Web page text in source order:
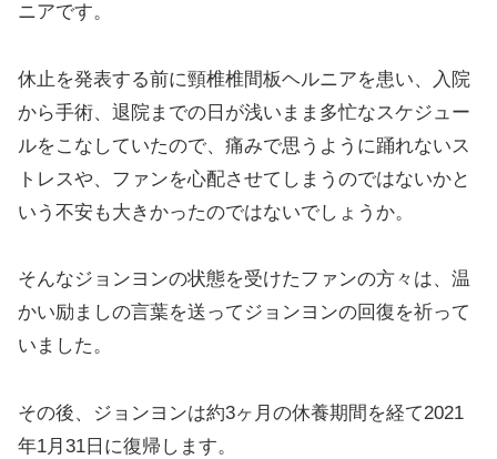
ニアです。
休止を発表する前に頸椎椎間板ヘルニアを患い、入院
から手術、退院までの日が浅いまま多忙なスケジュー
ルをこなしていたので、痛みで思うように踊れないス
トレスや、ファンを心配させてしまうのではないかと
いう不安も大きかったのではないでしょうか。
そんなジョンヨンの状態を受けたファンの方々は、温
かい励ましの言葉を送ってジョンヨンの回復を祈って
いました。
その後、ジョンヨンは約3ヶ月の休養期間を経て2021
年1月31日に復帰します。